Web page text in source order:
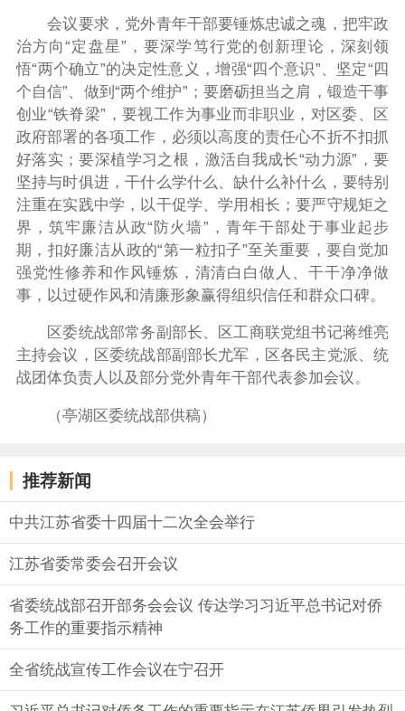
会议要求，党外青年干部要锤炼忠诚之魂，把牢政
治方向“定盘星”，要深学笃行党的创新理论，深刻领
悟“两个确立”的决定性意义，增强“四个意识”、坚定“四
个自信”、做到“两个维护”；要磨砺担当之肩，锻造干事
创业“铁脊梁”，要视工作为事业而非职业，对区委、区
政府部署的各项工作，必须以高度的责任心不折不扣抓
好落实；要深植学习之根，激活自我成长“动力源”，要
坚持与时俱进，干什么学什么、缺什么补什么，要特别
注重在实践中学，以干促学、学用相长；要严守规矩之
界，筑牢廉洁从政“防火墙”，青年干部处于事业起步
期，扣好廉洁从政的“第一粒扣子”至关重要，要自觉加
强党性修养和作风锤炼，清清白白做人、干干净净做
事，以过硬作风和清廉形象赢得组织信任和群众口碑。
区委统战部常务副部长、区工商联党组书记蒋维亮
主持会议，区委统战部副部长尤军，区各民主党派、统
战团体负责人以及部分党外青年干部代表参加会议。
（亭湖区委统战部供稿）
推荐新闻
中共江苏省委十四届十二次全会举行
江苏省委常委会召开会议
省委统战部召开部务会会议 传达学习习近平总书记对侨
务工作的重要指示精神
全省统战宣传工作会议在宁召开